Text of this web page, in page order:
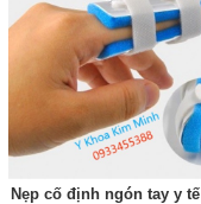
Nẹp cố định ngón tay y tế